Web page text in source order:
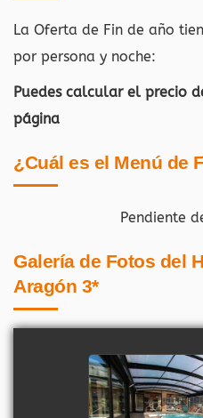
La Oferta de Fin de año
por persona y noche:
Puedes calcular el precio
página
¿Cuál es el Menú de
Pendiente
Galería de Fotos del
Aragón 3*